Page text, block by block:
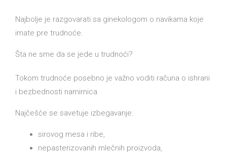
Najbolje je razgovarati sa ginekologom o navikama koje
imate pre trudnoće.
Šta ne sme da se jede u trudnoći?
Tokom trudnoće posebno je važno voditi računa o ishrani
i bezbednosti namirnica.
Najčešće se savetuje izbegavanje:
sirovog mesa i ribe,
nepasterizovanih mlečnih proizvoda,